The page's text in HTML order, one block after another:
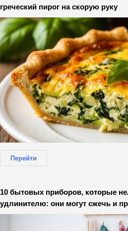
греческий пирог на скорую руку
Перейти
10 бытовых приборов, которые
удлинителю: они могут сжечь и